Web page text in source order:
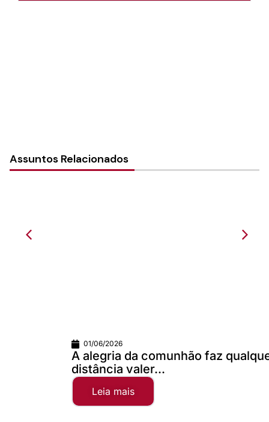
Assuntos Relacionados
A alegria da comunhão faz qualquer
distância valer...